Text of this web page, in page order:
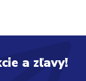
a zľavy!